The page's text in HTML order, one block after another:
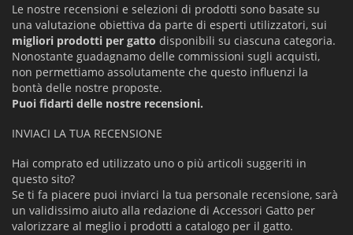
Le nostre recensioni e selezioni di prodotti sono basate su
una valutazione obiettiva da parte di esperti utilizzatori, sui
migliori prodotti per gatto disponibili su ciascuna categoria.
Nonostante guadagnamo delle commissioni sugli acquisti,
non permettiamo assolutamente che questo influenzi la
bontà delle nostre proposte.
Puoi fidarti delle nostre recensioni.
INVIACI LA TUA RECENSIONE
Hai comprato ed utilizzato uno o più articoli suggeriti in
questo sito?
Se ti fa piacere puoi inviarci la tua personale recensione, sarà
un validissimo aiuto alla redazione di Accessori Gatto per
valorizzare al meglio i prodotti a catalogo per il gatto.